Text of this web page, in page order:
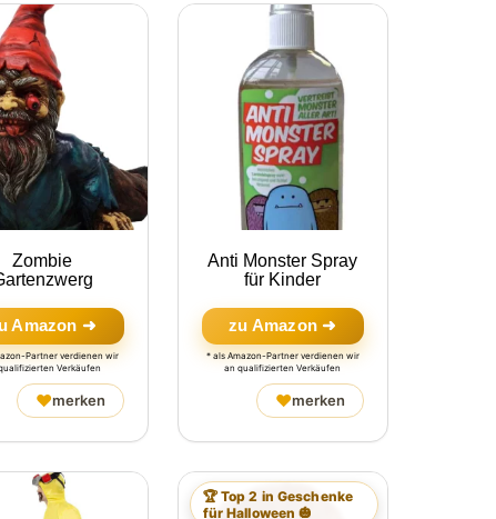
Zombie
Amazon ➜
Partner verdienen wir
Verkäufen
♥merken
Anti Monster Spray
für Kinder
zu Amazon ➜
* als Amazon-Partner verdienen wir
an qualifizierten Verkäufen
♥merken
🏆 Top 2 in Geschenke
für Halloween 🎃